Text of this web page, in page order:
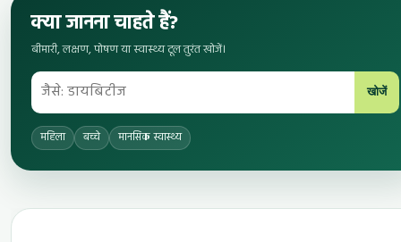
क्या जानना चाहते हैं?
बीमारी, लक्षण, पोषण या स्वास्थ्य टूल तुरंत खोजें।
खोजें
महिला बच्चे मानसिक स्वास्थ्य